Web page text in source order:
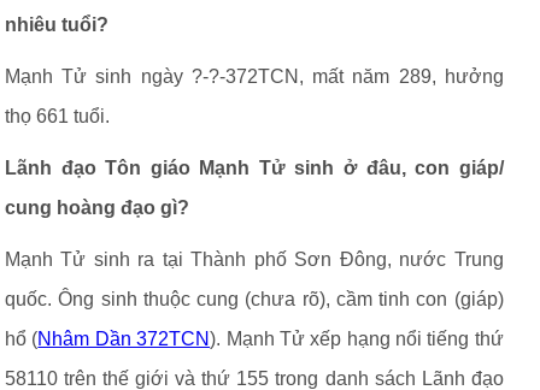
nhiêu tuổi?
Mạnh Tử sinh ngày ?-?-372TCN, mất năm 289, hưởng
thọ 661 tuổi.
Lãnh đạo Tôn giáo Mạnh Tử sinh ở đâu, con giáp/
cung hoàng đạo gì?
Mạnh Tử sinh ra tại Thành phố Sơn Đông, nước Trung
quốc. Ông sinh thuộc cung (chưa rõ), cầm tinh con (giáp)
hổ (Nhâm Dần 372TCN). Mạnh Tử xếp hạng nổi tiếng thứ
58110 trên thế giới và thứ 155 trong danh sách Lãnh đạo